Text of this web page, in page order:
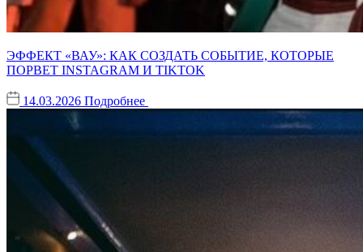
ЭФФЕКТ «ВАУ»: КАК СОЗДАТЬ СОБЫТИЕ, КОТОРЫЕ
ПОРВЕТ INSTAGRAM И TIKTOK
14.03.2026 Подробнее